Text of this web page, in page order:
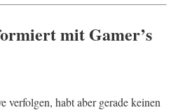
mit Gamer’s
verfolgen, habt aber gerade keinen